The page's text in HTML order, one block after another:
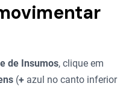
de Insumos, clique em
(+ azul no canto inferior